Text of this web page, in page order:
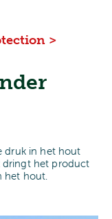
>
druk in het hout
dringt het product
het hout.